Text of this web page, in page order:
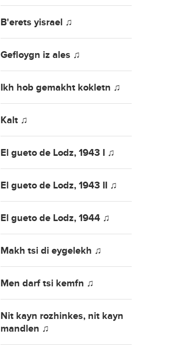
B'erets yisrael ♫
Gefloygn iz ales ♫
Ikh hob gemakht kokletn ♫
Kalt ♫
El gueto de Lodz, 1943 I ♫
El gueto de Lodz, 1943 II ♫
El gueto de Lodz, 1944 ♫
Makh tsi di eygelekh ♫
Men darf tsi kemfn ♫
Nit kayn rozhinkes, nit kayn
mandlen ♫